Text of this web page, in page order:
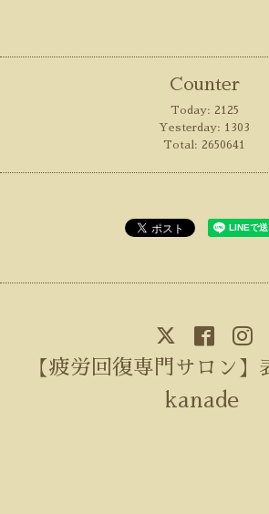
Counter
Today: 2125
Yesterday: 1303
Total: 2650641
【疲労回復専門サロン】
kanade